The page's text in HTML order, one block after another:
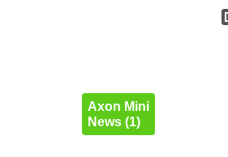
Axon Mini
News (1)